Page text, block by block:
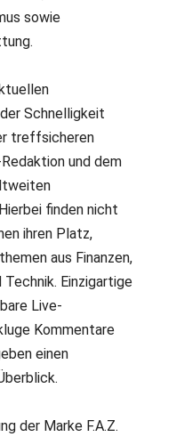
sowie
Schnelligkeit
treffsicheren
und dem
finden nicht
ihren Platz,
aus Finanzen,
Einzigartige
Live-
Kommentare
einen
der Marke F.A.Z.